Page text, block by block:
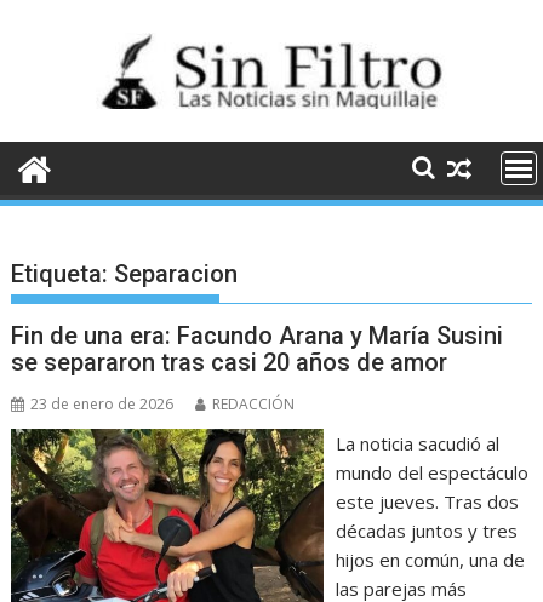
Etiqueta: Separacion
Fin de una era: Facundo Arana y María Susini
se separaron tras casi 20 años de amor
23 de enero de 2026 REDACCIÓN
La noticia sacudió al
mundo del espectáculo
este jueves. Tras dos
décadas juntos y tres
hijos en común, una de
las parejas más